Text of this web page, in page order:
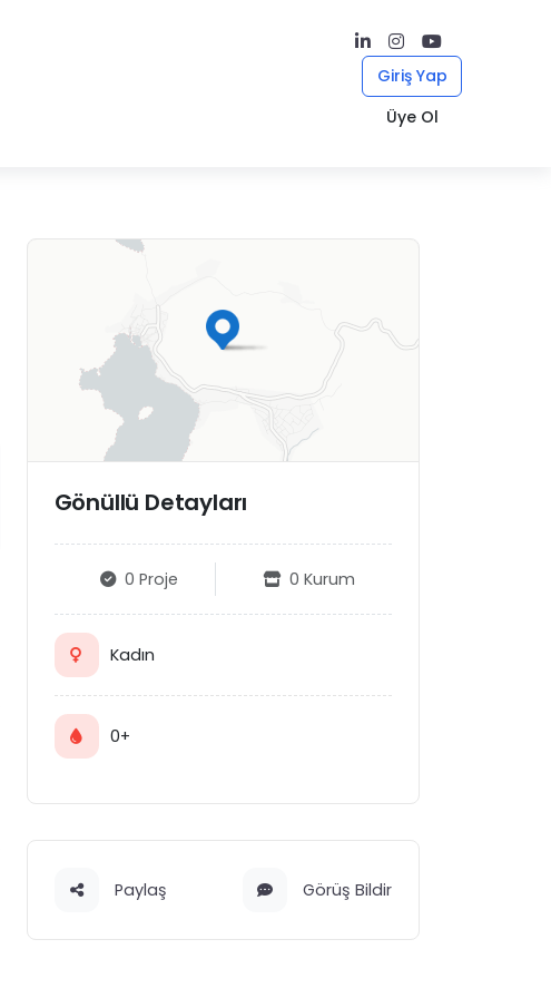
Giriş Yap
Üye Ol
Gönüllü Detayları
0 Proje 0 Kurum
Kadın
0+
Paylaş Görüş Bildir